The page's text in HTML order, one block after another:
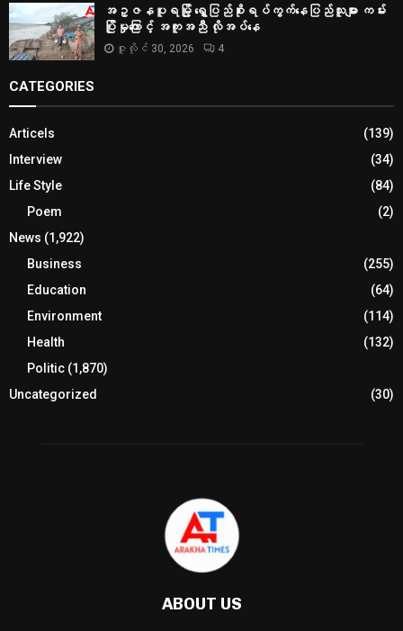
အဥ္ဇနပူရမြို့ ရွှေပြည်စိုးရပ်ကွက်နေပြည်သူများ ကမ်း
ပြိုမှုကြောင့် အကူအညီ လိုအပ်နေ
ဇူလိုင် 30, 2026 4
CATEGORIES
Articels
(139)
Interview
(34)
Life Style
(84)
Poem
(2)
News (1,922)
Business
(255)
Education
(64)
Environment
(114)
Health
(132)
Politic (1,870)
Uncategorized
(30)
ABOUT US